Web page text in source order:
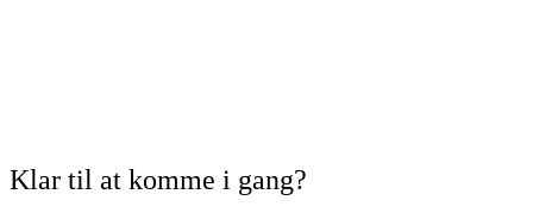
Klar til at komme i gang?